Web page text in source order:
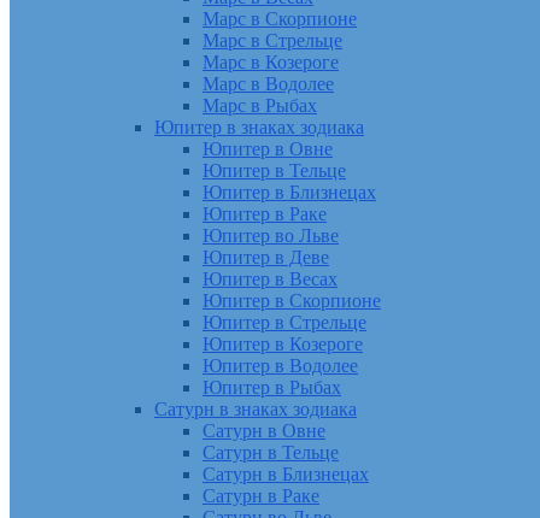
Марс в Скорпионе
Марс в Стрельце
Марс в Козероге
Марс в Водолее
Марс в Рыбах
Юпитер в знаках зодиака
Юпитер в Овне
Юпитер в Тельце
Юпитер в Близнецах
Юпитер в Раке
Юпитер во Льве
Юпитер в Деве
Юпитер в Весах
Юпитер в Скорпионе
Юпитер в Стрельце
Юпитер в Козероге
Юпитер в Водолее
Юпитер в Рыбах
Сатурн в знаках зодиака
Сатурн в Овне
Сатурн в Тельце
Сатурн в Близнецах
Сатурн в Раке